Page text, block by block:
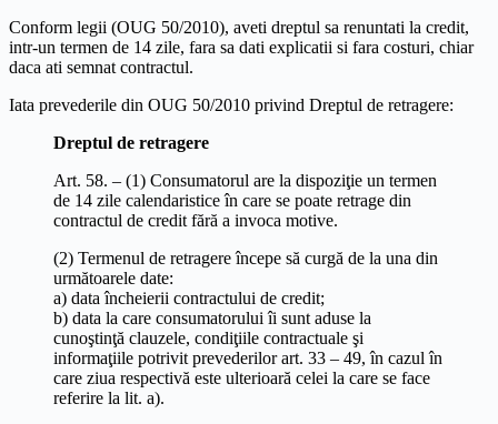
Conform legii (OUG 50/2010), aveti dreptul sa renuntati la credit,
intr-un termen de 14 zile, fara sa dati explicatii si fara costuri, chiar
daca ati semnat contractul.
Iata prevederile din OUG 50/2010 privind Dreptul de retragere:
Dreptul de retragere
Art. 58. – (1) Consumatorul are la dispoziţie un termen
de 14 zile calendaristice în care se poate retrage din
contractul de credit fără a invoca motive.
(2) Termenul de retragere începe să curgă de la una din
următoarele date:
a) data încheierii contractului de credit;
b) data la care consumatorului îi sunt aduse la
cunoştinţă clauzele, condiţiile contractuale şi
informaţiile potrivit prevederilor art. 33 – 49, în cazul în
care ziua respectivă este ulterioară celei la care se face
referire la lit. a).